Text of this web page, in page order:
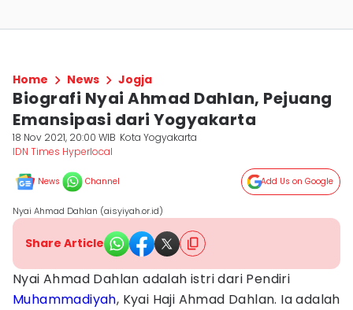
Home News Jogja
Biografi Nyai Ahmad Dahlan, Pejuang
Emansipasi dari Yogyakarta
18 Nov 2021, 20:00 WIB Kota Yogyakarta
IDN Times Hyperlocal
News Channel Add Us on Google
Nyai Ahmad Dahlan (aisyiyah.or.id)
Share Article
Nyai Ahmad Dahlan adalah istri dari Pendiri
Muhammadiyah, Kyai Haji Ahmad Dahlan. Ia adalah